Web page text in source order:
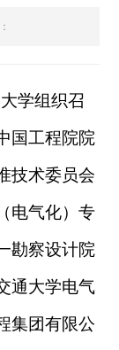
学组织召
国工程院院
技术委员会
电气化）专
勘察设计院
通大学电气
集团有限公